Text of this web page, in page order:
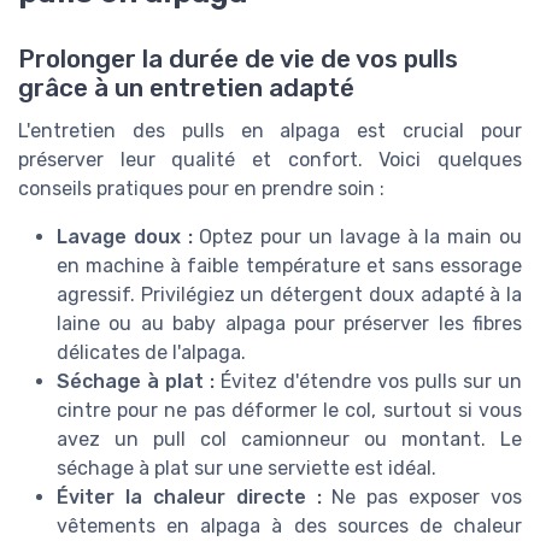
Prolonger la durée de vie de vos pulls
grâce à un entretien adapté
L'entretien des pulls en alpaga est crucial pour
préserver leur qualité et confort. Voici quelques
conseils pratiques pour en prendre soin :
Lavage doux :Optez pour un lavage à la main ou
en machine à faible température et sans essorage
agressif. Privilégiez un détergent doux adapté à la
laine ou au baby alpaga pour préserver les fibres
délicates de l'alpaga.
Séchage à plat : Évitez d'étendre vos pulls sur un
cintre pour ne pas déformer le col, surtout si vous
avez un pull col camionneur ou montant. Le
séchage à plat sur une serviette est idéal.
Éviter la chaleur directe :Ne pas exposer vos
vêtements en alpaga à des sources de chaleur